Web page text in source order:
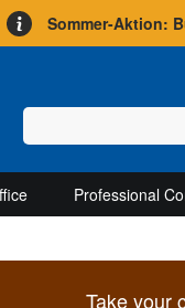
Sommer-Aktion:
Professional
Take your